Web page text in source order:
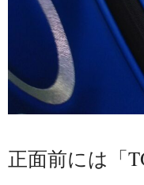
正面前には「